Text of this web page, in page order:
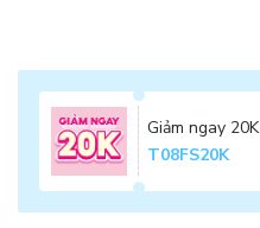
Giảm ngay 20K
T08FS20K